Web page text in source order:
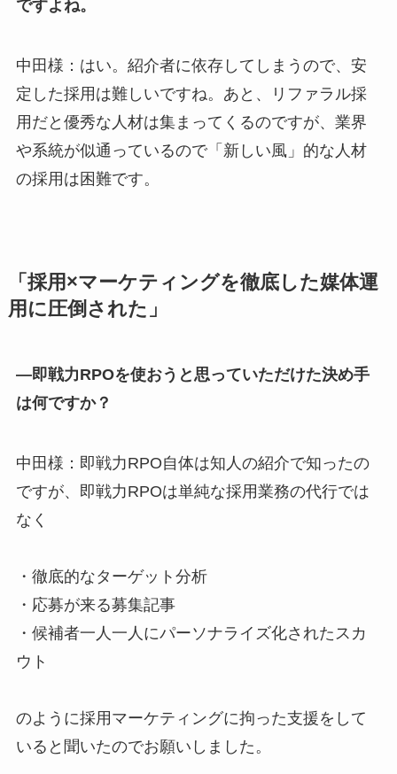
ですよね。
中田様：はい。紹介者に依存してしまうので、安
定した採用は難しいですね。あと、リファラル採
用だと優秀な人材は集まってくるのですが、業界
や系統が似通っているので「新しい風」的な人材
の採用は困難です。
「採用×マーケティングを徹底した媒体運
用に圧倒された」
―即戦力RPOを使おうと思っていただけた決め手
は何ですか？
中田様：即戦力RPO自体は知人の紹介で知ったの
ですが、即戦力RPOは単純な採用業務の代行では
なく
・徹底的なターゲット分析
・応募が来る募集記事
・候補者一人一人にパーソナライズ化されたスカ
ウト
のように採用マーケティングに拘った支援をして
いると聞いたのでお願いしました。